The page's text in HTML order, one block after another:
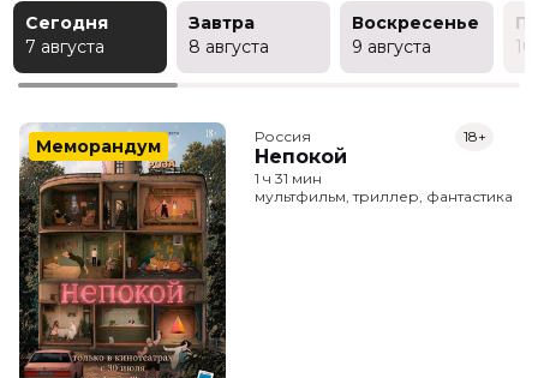
Сегодня
7 августа
Завтра
8 августа
Воскресенье
9 августа
Меморандум Россия
Непокой
18+
1 ч 31 мин
мультфильм, триллер, фантастика